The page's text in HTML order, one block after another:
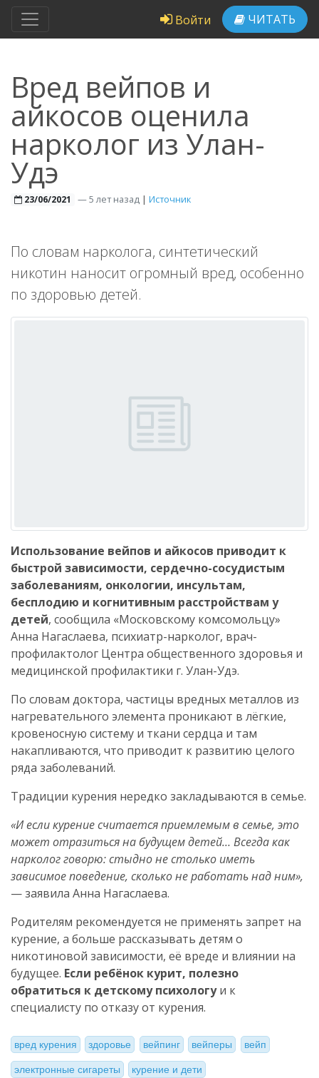
Войти ЧИТАТЬ
Вред вейпов и
айкосов оценила
нарколог из Улан-
Удэ
23/06/2021 —5 лет назад | Источник
По словам нарколога, синтетический
никотин наносит огромный вред, особенно
по здоровью детей.
Использование вейпов и айкосов приводит к
быстрой зависимости, сердечно-сосудистым
заболеваниям, онкологии, инсультам,
бесплодию и когнитивным расстройствам у
детей, сообщила «Московскому комсомольцу»
Анна Нагаслаева, психиатр-нарколог, врач-
профилактолог Центра общественного здоровья и
медицинской профилактики г. Улан-Удэ.
По словам доктора, частицы вредных металлов из
нагревательного элемента проникают в лёгкие,
кровеносную систему и ткани сердца и там
накапливаются, что приводит к развитию целого
ряда заболеваний.
Традиции курения нередко закладываются в семье.
«И если курение считается приемлемым в семье, это
может отразиться на будущем детей… Всегда как
нарколог говорю: стыдно не столько иметь
зависимое поведение, сколько не работать над ним»,
— заявила Анна Нагаслаева.
Родителям рекомендуется не применять запрет на
курение, а больше рассказывать детям о
никотиновой зависимости, её вреде и влиянии на
будущее. Если ребёнок курит, полезно
обратиться к детскому психологуи к
специалисту по отказу от курения.
вред курения здоровье вейпинг вейперы вейп
электронные сигареты курение и дети